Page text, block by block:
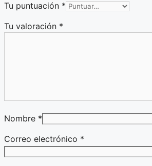
Tu puntuación *
Tu valoración *
Nombre *
Correo electrónico *